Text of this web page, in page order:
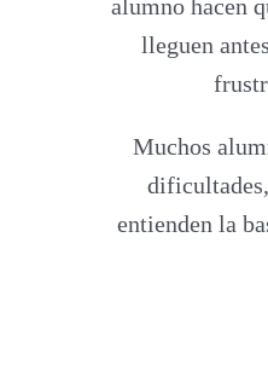
alumno hacen
lleguen
Muchos
entienden la